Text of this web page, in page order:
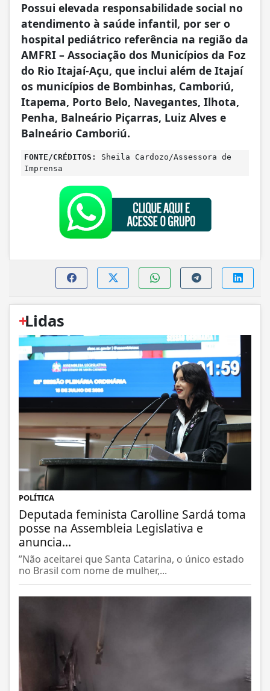
Possui elevada responsabilidade social no
atendimento à saúde infantil, por ser o
hospital pediátrico referência na região da
AMFRI – Associação dos Municípios da Foz
do Rio Itajaí-Açu, que inclui além de Itajaí
os municípios de Bombinhas, Camboriú,
Itapema, Porto Belo, Navegantes, Ilhota,
Penha, Balneário Piçarras, Luiz Alves e
Balneário Camboriú.
FONTE/CRÉDITOS:
Sheila Cardozo/Assessora de
Imprensa
+
Lidas
POLÍTICA
Deputada feminista Carolline Sardá toma
posse na Assembleia Legislativa e
anuncia...
”Não aceitarei que Santa Catarina, o único estado
no Brasil com nome de mulher,...